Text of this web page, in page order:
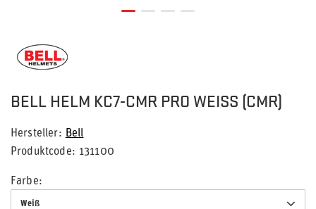
BELL HELM KC7-CMR PRO WEISS (CMR)
Hersteller
Bell
Produktcode
131100
Farbe
Weiß